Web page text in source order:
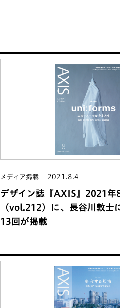
メディア掲載 2021.8.4
デザイン誌『AXIS』2021年
（vol.212）に、長谷川敦士
13回が掲載